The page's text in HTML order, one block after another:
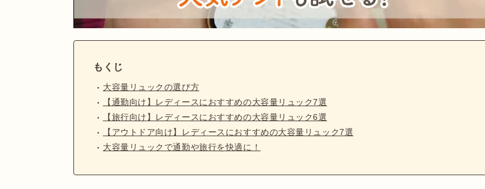
もくじ
大容量リュックの選び方
【通勤向け】レディースにおすすめの大容量リュック7選
【旅行向け】レディースにおすすめの大容量リュック6選
【アウトドア向け】レディースにおすすめの大容量リュック7選
大容量リュックで通勤や旅行を快適に！